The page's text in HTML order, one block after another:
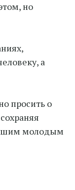
но
а
просить о
молодым